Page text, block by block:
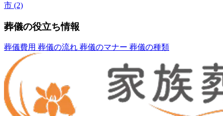
市 (2)
葬儀の役立ち情報
葬儀費用 葬儀の流れ 葬儀のマナー 葬儀の種類